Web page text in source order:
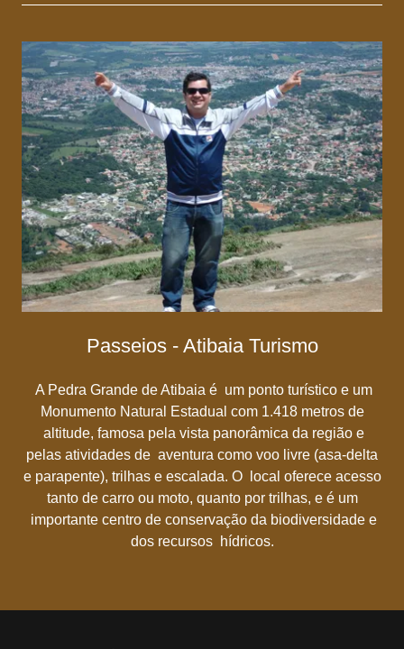
Passeios - Atibaia Turismo
A Pedra Grande de Atibaia é um ponto turístico e um
Monumento Natural Estadual com 1.418 metros de
altitude, famosa pela vista panorâmica da região e
pelas atividades de aventura como voo livre (asa-delta
e parapente), trilhas e escalada. O local oferece acesso
tanto de carro ou moto, quanto por trilhas, e é um
importante centro de conservação da biodiversidade e
dos recursos hídricos.